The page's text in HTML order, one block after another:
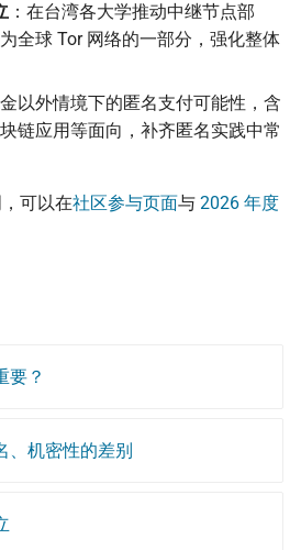
：在台湾各大学推动中继节点部
全球 Tor 网络的一部分，强化整体
以外情境下的匿名支付可能性，含
链应用等面向，补齐匿名实践中常
可以在社区参与页面与 2026 年度
要？
、机密性的差别